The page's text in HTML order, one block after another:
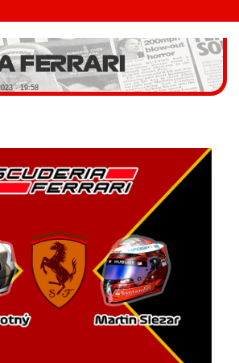
FERRARI
- 19:58